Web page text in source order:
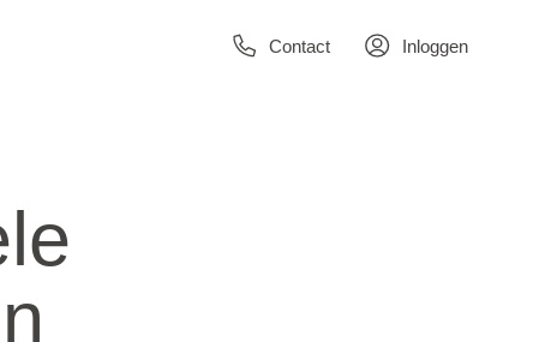
Contact Inloggen